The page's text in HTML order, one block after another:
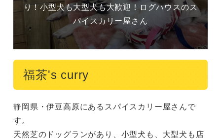
り！小型犬も大型犬も大歓迎！ログハウスのス
パイスカリー屋さん
福茶's curry
静岡県・伊豆高原にあるスパイスカリー屋さんで
す。
天然芝のドッグランがあり、小型犬も、大型犬も店